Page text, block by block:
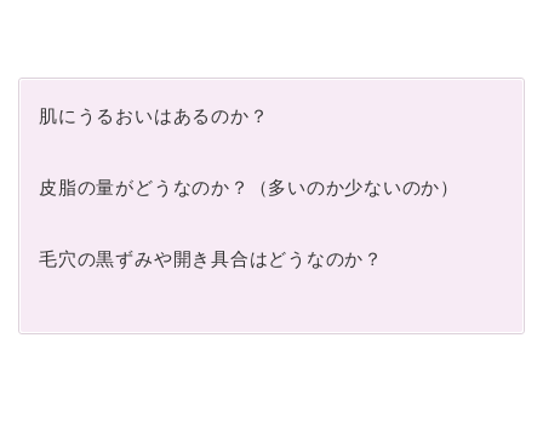
肌にうるおいはあるのか？
皮脂の量がどうなのか？（多いのか少ないのか）
毛穴の黒ずみや開き具合はどうなのか？